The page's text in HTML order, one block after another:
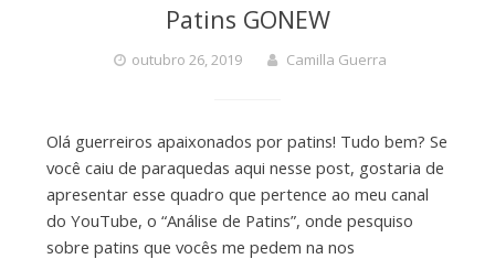
Patins GONEW
outubro 26, 2019 Camilla Guerra
Olá guerreiros apaixonados por patins! Tudo bem? Se
você caiu de paraquedas aqui nesse post, gostaria de
apresentar esse quadro que pertence ao meu canal
do YouTube, o “Análise de Patins”, onde pesquiso
sobre patins que vocês me pedem na nos